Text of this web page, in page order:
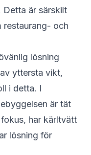
Detta är särskilt
restaurang- och
lösning
yttersta vikt,
i detta. I
är tät
har kärltvätt
lösning för